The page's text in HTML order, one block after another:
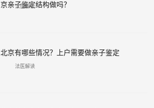
京亲子鉴定结构做吗？
法医解读
北京有哪些情况？上户需要做亲子鉴定
法医解读